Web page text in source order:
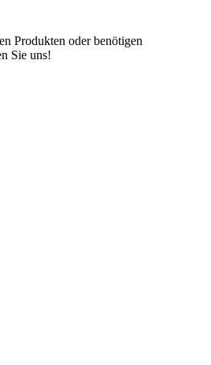
Produkten oder benötigen
Sie uns!